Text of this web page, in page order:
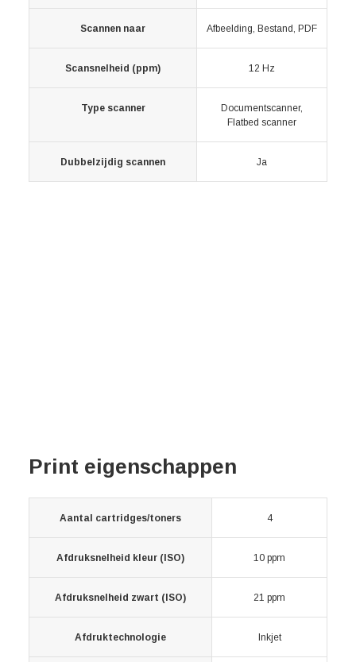
Scannen naar Afbeelding, Bestand, PDF
Scansnelheid (ppm) 12 Hz
Type scanner
Documentscanner,
Flatbed scanner
Dubbelzijdig scannen Ja
Print eigenschappen
Aantal cartridges/toners 4
Afdruksnelheid kleur (ISO) 10 ppm
Afdruksnelheid zwart (ISO) 21 ppm
Afdruktechnologie Inkjet